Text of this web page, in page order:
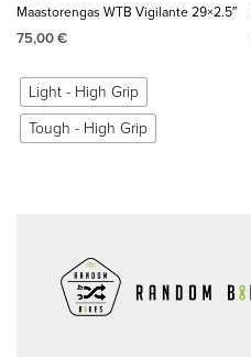
Maastorengas WTB Vigilante 29×2.5″
75,00€
Light - High Grip
Tough - High Grip